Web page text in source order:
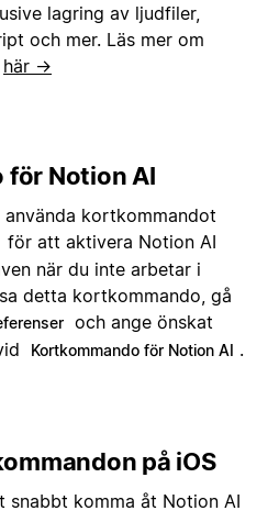
lagring av ljudfiler,
och mer. Läs mer om
här →
för Notion AI
kortkommandot
för att aktivera Notion AI
när du inte arbetar i
detta kortkommando, gå
och ange önskat
Kortkommando för Notion AI .
på iOS
snabbt komma åt Notion AI